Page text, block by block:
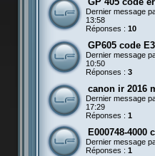
Dernier message
13:58
Réponses : 10
GP605 code
Dernier message
10:50
Réponses : 3
canon ir 2016
Dernier message
17:29
Réponses : 1
E000748-4000
Dernier message
Réponses : 1